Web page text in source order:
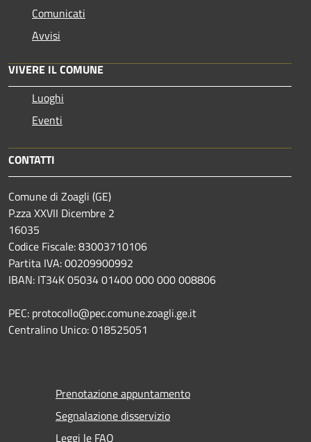
Comunicati
Avvisi
VIVERE IL COMUNE
Luoghi
Eventi
CONTATTI
Comune di Zoagli (GE)
P.zza XXVII Dicembre 2
16035
Codice Fiscale: 83003710106
Partita IVA: 00209900992
IBAN: IT34K 05034 01400 000 000 008806
PEC: protocollo@pec.comune.zoagli.ge.it
Centralino Unico: 018525051
Prenotazione appuntamento
Segnalazione disservizio
Leggi le FAQ